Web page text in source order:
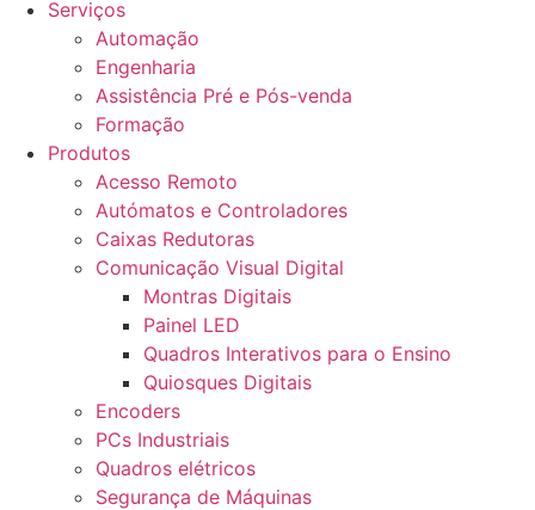
Serviços
Automação
Engenharia
Assistência Pré e Pós-venda
Formação
Produtos
Acesso Remoto
Autómatos e Controladores
Caixas Redutoras
Comunicação Visual Digital
Montras Digitais
Painel LED
Quadros Interativos para o Ensino
Quiosques Digitais
Encoders
PCs Industriais
Quadros elétricos
Segurança de Máquinas